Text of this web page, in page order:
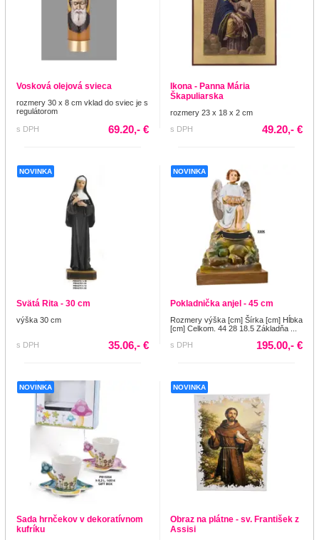
Vosková olejová svieca
rozmery 30 x 8 cm vklad do sviec je s
regulátorom
s DPH 69.20,- €
Ikona - Panna Mária
Škapuliarska
rozmery 23 x 18 x 2 cm
s DPH
49.20,- €
NOVINKA
Svätá Rita - 30 cm
výška 30 cm
s DPH 35.06,- €
NOVINKA
Pokladnička anjel - 45 cm
Rozmery výška [cm] Šírka [cm] Hĺbka
[cm] Celkom. 44 28 18.5 Základňa ...
s DPH
195.00,- €
NOVINKA
Sada hrnčekov v dekoratívnom
kufríku
NOVINKA
Obraz na plátne - sv. František z
Assisi